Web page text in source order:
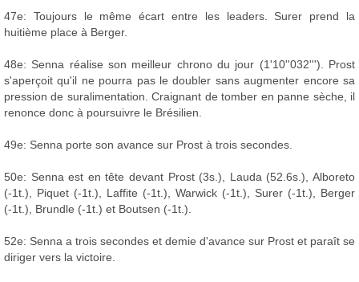
47e: Toujours le même écart entre les leaders. Surer prend la
huitième place à Berger.
48e: Senna réalise son meilleur chrono du jour (1'10''032'''). Prost
s'aperçoit qu'il ne pourra pas le doubler sans augmenter encore sa
pression de suralimentation. Craignant de tomber en panne sèche, il
renonce donc à poursuivre le Brésilien.
49e: Senna porte son avance sur Prost à trois secondes.
50e: Senna est en tête devant Prost (3s.), Lauda (52.6s.), Alboreto
(-1t.), Piquet (-1t.), Laffite (-1t.), Warwick (-1t.), Surer (-1t.), Berger
(-1t.), Brundle (-1t.) et Boutsen (-1t.).
52e: Senna a trois secondes et demie d'avance sur Prost et paraît se
diriger vers la victoire.